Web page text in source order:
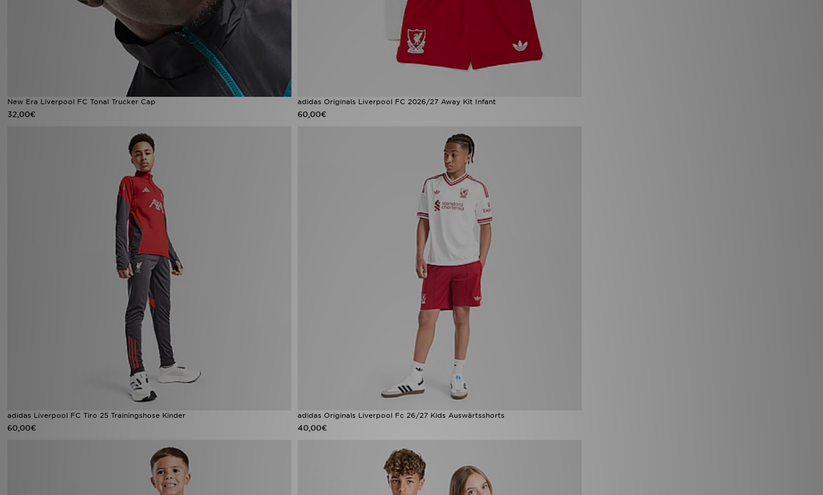
New Era Liverpool FC Tonal Trucker Cap
32,00€
adidas Originals Liverpool FC 2026/27 Away Kit Infant
60,00€
adidas Liverpool FC Tiro 25 Trainingshose Kinder
60,00€
adidas Originals Liverpool Fc 26/27 Kids Auswärtsshorts
40,00€